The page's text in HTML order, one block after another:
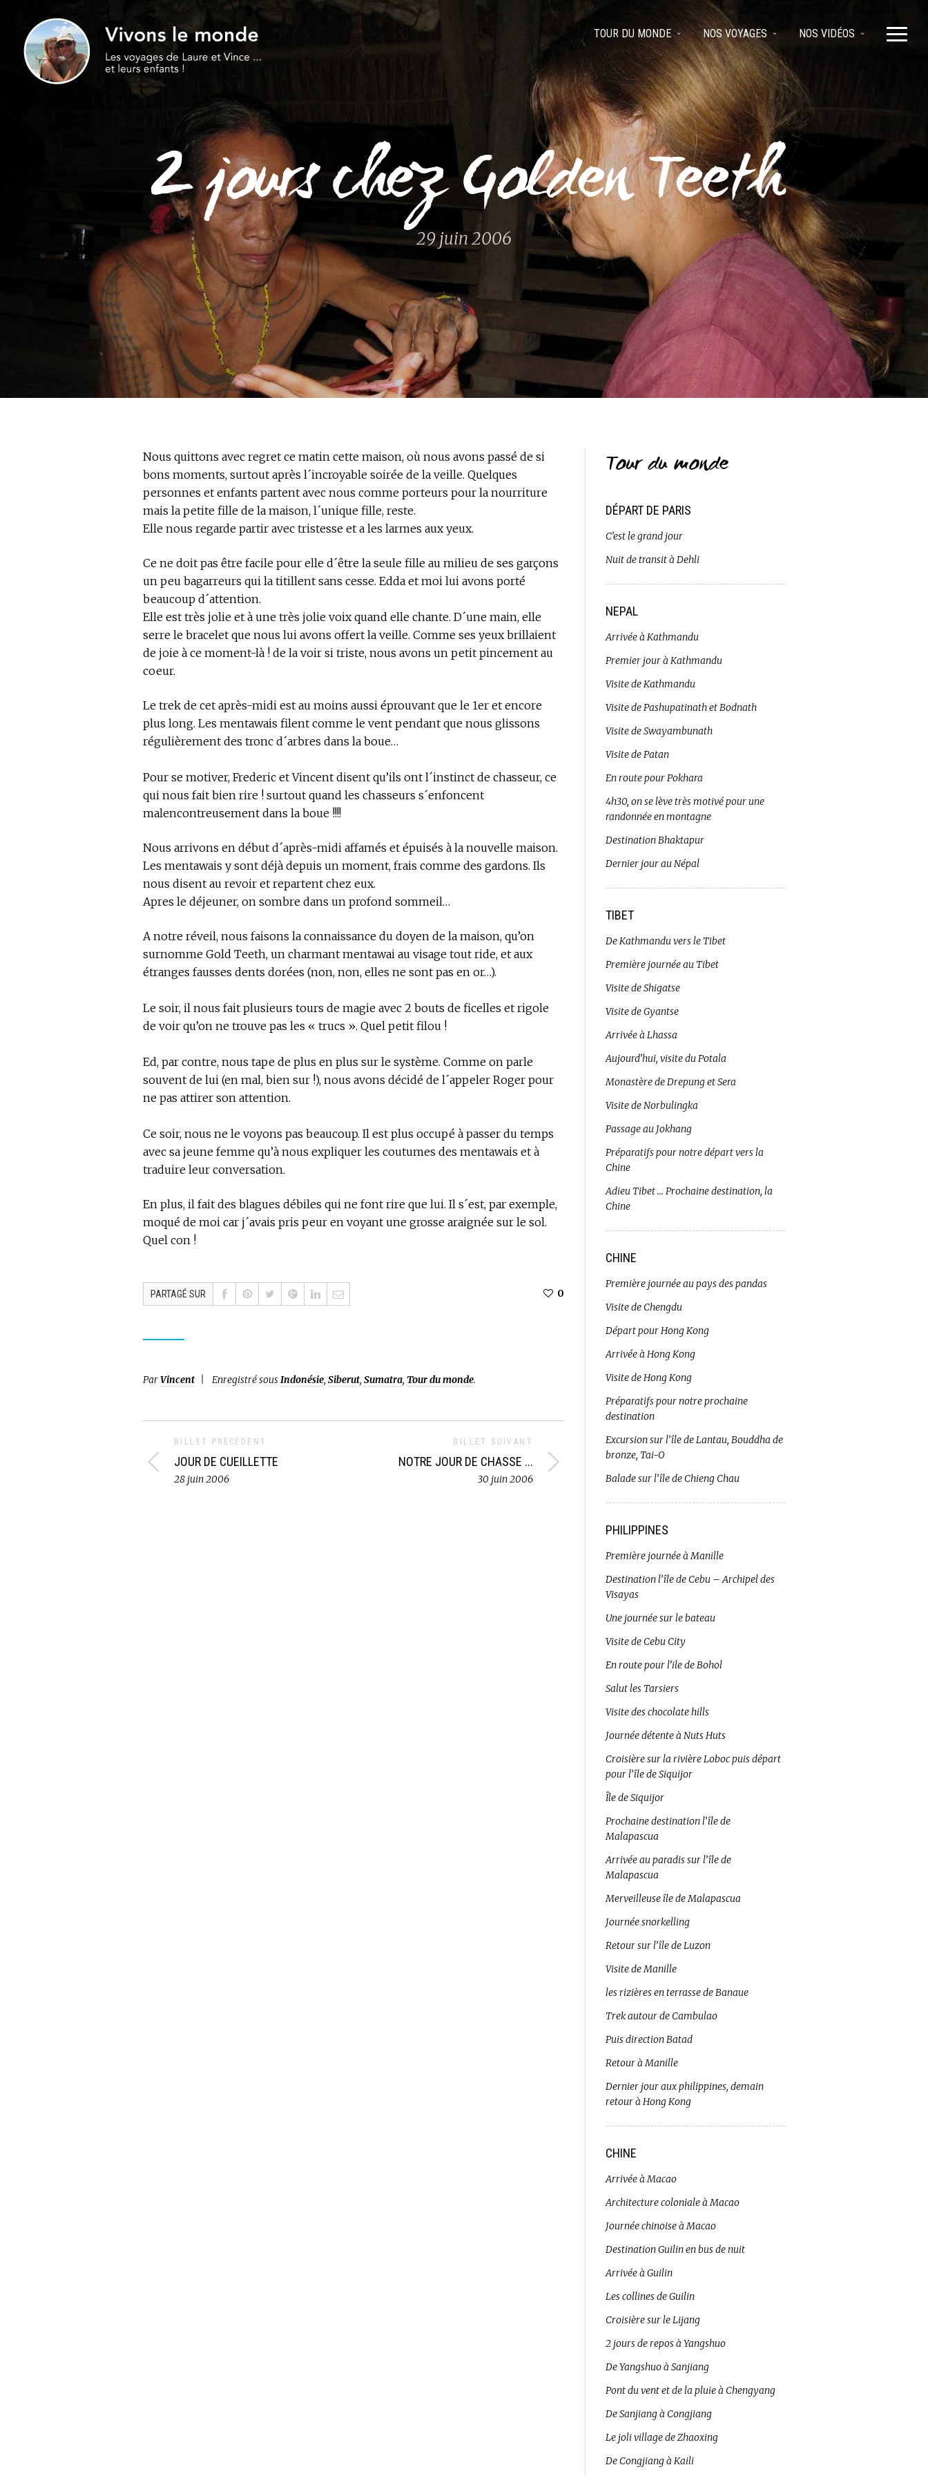
2 jours chez Golden Teeth
29 juin 2006
TOUR DU MONDE NOS VOYAGES NOS VIDÉOS
Nous quittons avec regret ce matin cette maison, où nous avons passé de si
bons moments, surtout après l´incroyable soirée de la veille. Quelques
personnes et enfants partent avec nous comme porteurs pour la nourriture
mais la petite fille de la maison, l´unique fille, reste.
Elle nous regarde partir avec tristesse et a les larmes aux yeux.
Ce ne doit pas être facile pour elle d´être la seule fille au milieu de ses garçons
un peu bagarreurs qui la titillent sans cesse. Edda et moi lui avons porté
beaucoup d´attention.
Elle est très jolie et à une très jolie voix quand elle chante. D´une main, elle
serre le bracelet que nous lui avons offert la veille. Comme ses yeux brillaient
de joie à ce moment-là ! de la voir si triste, nous avons un petit pincement au
coeur.
Le trek de cet après-midi est au moins aussi éprouvant que le 1er et encore
plus long. Les mentawais filent comme le vent pendant que nous glissons
régulièrement des tronc d´arbres dans la boue…
Pour se motiver, Frederic et Vincent disent qu’ils ont l´instinct de chasseur, ce
qui nous fait bien rire ! surtout quand les chasseurs s´enfoncent
malencontreusement dans la boue !!!!
Nous arrivons en début d´après-midi affamés et épuisés à la nouvelle maison.
Les mentawais y sont déjà depuis un moment, frais comme des gardons. Ils
nous disent au revoir et repartent chez eux.
Apres le déjeuner, on sombre dans un profond sommeil…
A notre réveil, nous faisons la connaissance du doyen de la maison, qu’on
surnomme Gold Teeth, un charmant mentawai au visage tout ride, et aux
étranges fausses dents dorées (non, non, elles ne sont pas en or…).
Le soir, il nous fait plusieurs tours de magie avec 2 bouts de ficelles et rigole
de voir qu’on ne trouve pas les « trucs ». Quel petit filou !
Ed, par contre, nous tape de plus en plus sur le système. Comme on parle
souvent de lui (en mal, bien sur !), nous avons décidé de l´appeler Roger pour
ne pas attirer son attention.
Ce soir, nous ne le voyons pas beaucoup. Il est plus occupé à passer du temps
avec sa jeune femme qu’à nous expliquer les coutumes des mentawais et à
traduire leur conversation.
En plus, il fait des blagues débiles qui ne font rire que lui. Il s´est, par exemple,
moqué de moi car j´avais pris peur en voyant une grosse araignée sur le sol.
Quel con !
PARTAGÉ SUR 0
ParVincent Enregistré sousIndonésie, Siberut, Sumatra, Tour du monde.
BILLET PRÉCÉDENT
JOUR DE CUEILLETTE
28 juin 2006
BILLET SUIVANT
NOTRE JOUR DE CHASSE ...
30 juin 2006
Tour du monde
DÉPART DE PARIS
C’est le grand jour
Nuit de transit à Dehli
NEPAL
Arrivée à Kathmandu
Premier jour à Kathmandu
Visite de Kathmandu
Visite de Pashupatinath et Bodnath
Visite de Swayambunath
Visite de Patan
En route pour Pokhara
4h30, on se lève très motivé pour une
randonnée en montagne
Destination Bhaktapur
Dernier jour au Népal
TIBET
De Kathmandu vers le Tibet
Première journée au Tibet
Visite de Shigatse
Visite de Gyantse
Arrivée à Lhassa
Aujourd’hui, visite du Potala
Monastère de Drepung et Sera
Visite de Norbulingka
Passage au Jokhang
Préparatifs pour notre départ vers la
Chine
Adieu Tibet … Prochaine destination, la
Chine
CHINE
Première journée au pays des pandas
Visite de Chengdu
Départ pour Hong Kong
Arrivée à Hong Kong
Visite de Hong Kong
Préparatifs pour notre prochaine
destination
Excursion sur l’île de Lantau, Bouddha de
bronze, Tai-O
Balade sur l’île de Chieng Chau
PHILIPPINES
Première journée à Manille
Destination l’île de Cebu – Archipel des
Visayas
Une journée sur le bateau
Visite de Cebu City
En route pour l’ile de Bohol
Salut les Tarsiers
Visite des chocolate hills
Journée détente à Nuts Huts
Croisière sur la rivière Loboc puis départ
pour l’île de Siquijor
Île de Siquijor
Prochaine destination l’île de
Malapascua
Arrivée au paradis sur l’île de
Malapascua
Merveilleuse île de Malapascua
Journée snorkelling
Retour sur l’île de Luzon
Visite de Manille
les rizières en terrasse de Banaue
Trek autour de Cambulao
Puis direction Batad
Retour à Manille
Dernier jour aux philippines, demain
retour à Hong Kong
CHINE
Arrivée à Macao
Architecture coloniale à Macao
Journée chinoise à Macao
Destination Guilin en bus de nuit
Arrivée à Guilin
Les collines de Guilin
Croisière sur le Lijang
2 jours de repos à Yangshuo
De Yangshuo à Sanjiang
Pont du vent et de la pluie à Chengyang
De Sanjiang à Congjiang
Le joli village de Zhaoxing
De Congjiang à Kaili